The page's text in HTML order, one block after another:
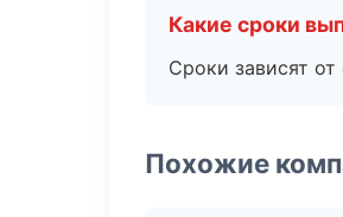
Какие сроки
Сроки зависят
Похожие